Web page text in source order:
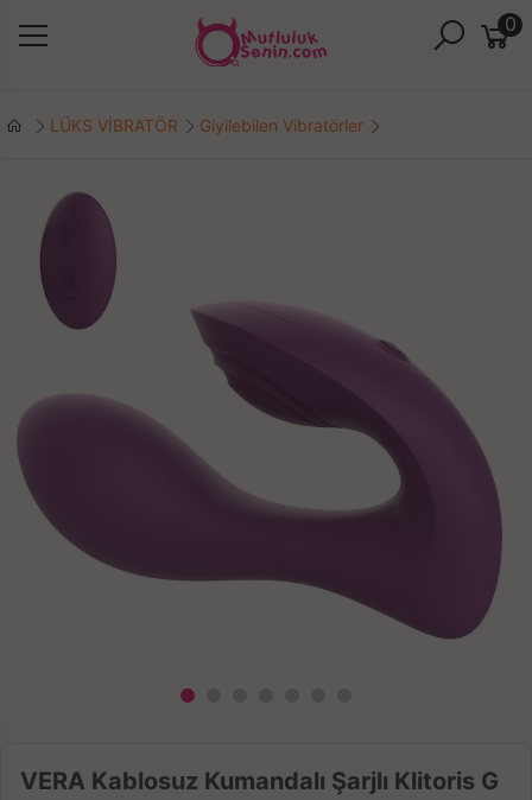
0
LÜKS VİBRATÖR Giyilebilen Vibratörler
VERA Kablosuz Kumandalı Şarjlı Klitoris G